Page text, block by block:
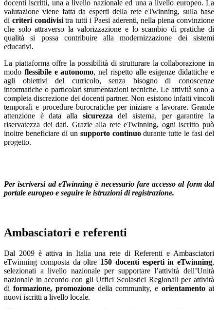
docenti iscritti, una a livello nazionale ed una a livello europeo. La
valutazione viene fatta da esperti della rete eTwinning, sulla base
di criteri condivisitra tutti i Paesi aderenti, nella piena convinzione
che solo attraverso la valorizzazione e lo scambio di pratiche di
qualità si possa contribuire alla modernizzazione dei sistemi
educativi.
La piattaforma offre la possibilità di strutturare la collaborazione in
modo flessibile e autonomo, nel rispetto alle esigenze didattiche e
agli obiettivi del curricolo, senza bisogno di conoscenze
informatiche o particolari strumentazioni tecniche. Le attività sono a
completa discrezione dei docenti partner. Non esistono infatti vincoli
temporali e procedure burocratiche per iniziare a lavorare. Grande
attenzione è data alla sicurezza del sistema, per garantire la
riservatezza dei dati. Grazie alla rete eTwinning, ogni iscritto può
inoltre beneficiare di un supporto continuodurante tutte le fasi del
progetto.
Per iscriversi ad eTwinning è necessario fare accesso al form dal
portale europeo e seguire le istruzioni di registrazione.
Ambasciatori e referenti
Dal 2009 è attiva in Italia una rete di Referenti e Ambasciatori
eTwinning composta da oltre 150 docenti esperti in eTwinning,
selezionati a livello nazionale per supportare l’attività dell’Unità
nazionale in accordo con gli Uffici Scolastici Regionali per attività
di formazione, promozione della community, e orientamentoai
nuovi iscritti a livello locale.